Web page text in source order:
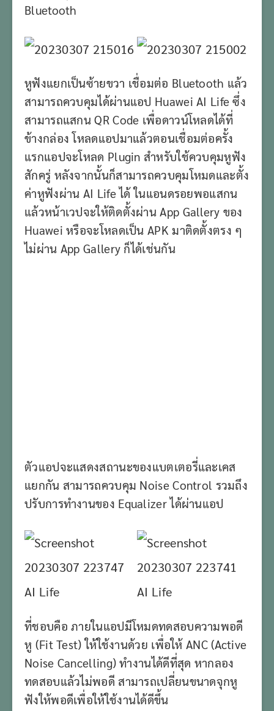
Bluetooth
หูฟังแยกเป็นซ้ายขวา เชื่อมต่อ Bluetooth แล้ว
สามารถควบคุมได้ผ่านแอป Huawei AI Life ซึ่ง
สามารถแสกน QR Code เพื่อดาวน์โหลดได้ที่
ข้างกล่อง โหลดแอปมาแล้วตอนเชื่อมต่อครั้ง
แรกแอปจะโหลด Plugin สำหรับใช้ควบคุมหูฟัง
สักครู่ หลังจากนั้นก็สามารถควบคุมโหมดและตั้ง
ค่าหูฟังผ่าน AI Life ได้ ในแอนดรอยพอแสกน
แล้วหน้าเวปจะให้ติดตั้งผ่าน App Gallery ของ
Huawei หรือจะโหลดเป็น APK มาติดตั้งตรง ๆ
ไม่ผ่าน App Gallery ก็ได้เช่นกัน
ตัวแอปจะแสดงสถานะของแบตเตอรี่และเคส
แยกกัน สามารถควบคุม Noise Control รวมถึง
ปรับการทำงานของ Equalizer ได้ผ่านแอป
ที่ชอบคือ ภายในแอปมีโหมดทดสอบความพอดี
หู (Fit Test) ให้ใช้งานด้วย เพื่อให้ ANC (Active
Noise Cancelling) ทำงานได้ดีที่สุด หากลอง
ทดสอบแล้วไม่พอดี สามารถเปลี่ยนขนาดจุกหู
ฟังให้พอดีเพื่อให้ใช้งานได้ดีขึ้น